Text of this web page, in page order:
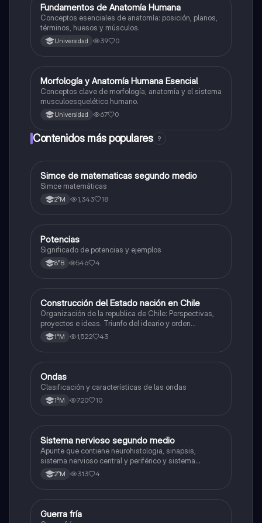
FBiología
Fundamentos de Anatomía Humana
Conceptos esenciales de anatomía: posición, planos,
términos, huesos y músculos.
Universidad 39 0
MBiología
Morfología y Anatomía Humana Esencial
Conceptos clave de morfología, anatomía y el sistema
musculoesquelético humano.
Universidad 67 0
Contenidos más populares 9
Matemáticas
Simce de matematicas segundo medio
Simce matemáticas
2°M 1,343 18
Matemáticas
Potencias
Significado de potencias y ejemplos
8°B 546 4
Historia
Construcción del Estado nación en Chile
Organización de la republica de Chile: Perspectivas,
proyectos e ideas. Triunfo del ideario y orden
conservador. Constitución de 1833. "Era Portaliana"
1°M 1,522 43
Física
Ondas
Clasificación y características de las ondas
1°M 720 10
Biología
Sistema nervioso segundo medio
Apunte que contiene neurohistologia, sinapsis,
sistema nervioso central y periférico y sistema
endocrino
2°M 313 4
GHistoria
Guerra fría